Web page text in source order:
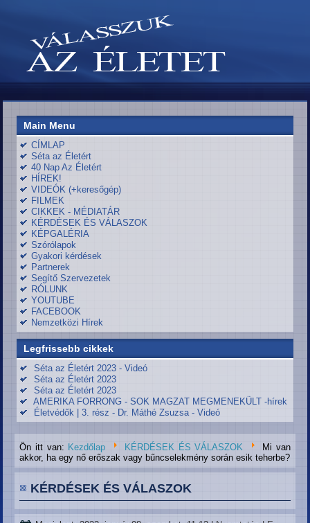
Main Menu
CÍMLAP
Séta az Életért
40 Nap Az Életért
HÍREK!
VIDEÓK (+keresőgép)
FILMEK
CIKKEK - MÉDIATÁR
KÉRDÉSEK ÉS VÁLASZOK
KÉPGALÉRIA
Szórólapok
Gyakori kérdések
Partnerek
Segítő Szervezetek
RÓLUNK
YOUTUBE
FACEBOOK
Nemzetközi Hírek
Legfrissebb cikkek
Séta az Életért 2023 - Videó
Séta az Életért 2023
Séta az Életért 2023
AMERIKA FORRONG - SOK MAGZAT MEGMENEKÜLT -hírek
Életvédők | 3. rész - Dr. Máthé Zsuzsa - Videó
Ön itt van: Kezdőlap KÉRDÉSEK ÉS VÁLASZOK
Mi van
akkor, ha egy nő erőszak vagy bűncselekmény során esik teherbe?
KÉRDÉSEK ÉS VÁLASZOK